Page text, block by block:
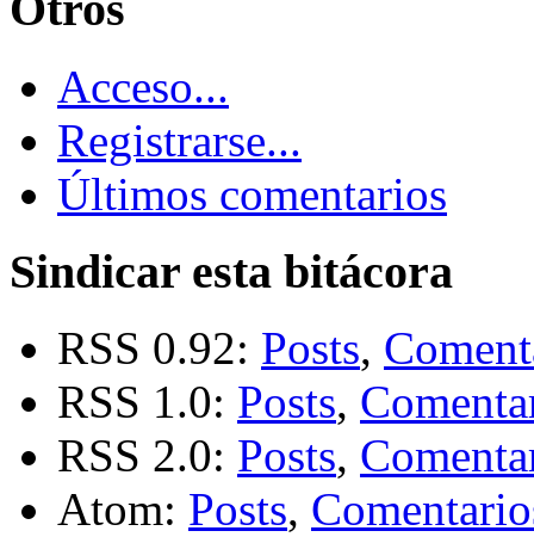
Acceso...
Registrarse...
Últimos comentarios
Sindicar esta bitácora
RSS 0.92: Posts,
RSS 1.0: Posts,
RSS 2.0: Posts,
Atom: Posts,